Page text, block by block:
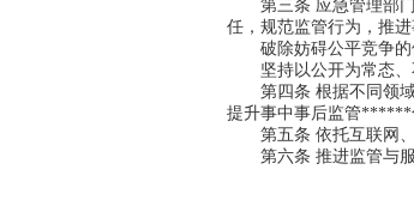
第三条 应急管理部门
任，规范监管行为，推
破除妨碍公平竞争的体
坚持以公开为常态、
第四条 根据不同领域
提升事中事后监管******
第五条 依托互联网、
第六条 推进监管与服